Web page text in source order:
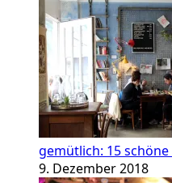
gemütlich: 15
9. Dezember 2018